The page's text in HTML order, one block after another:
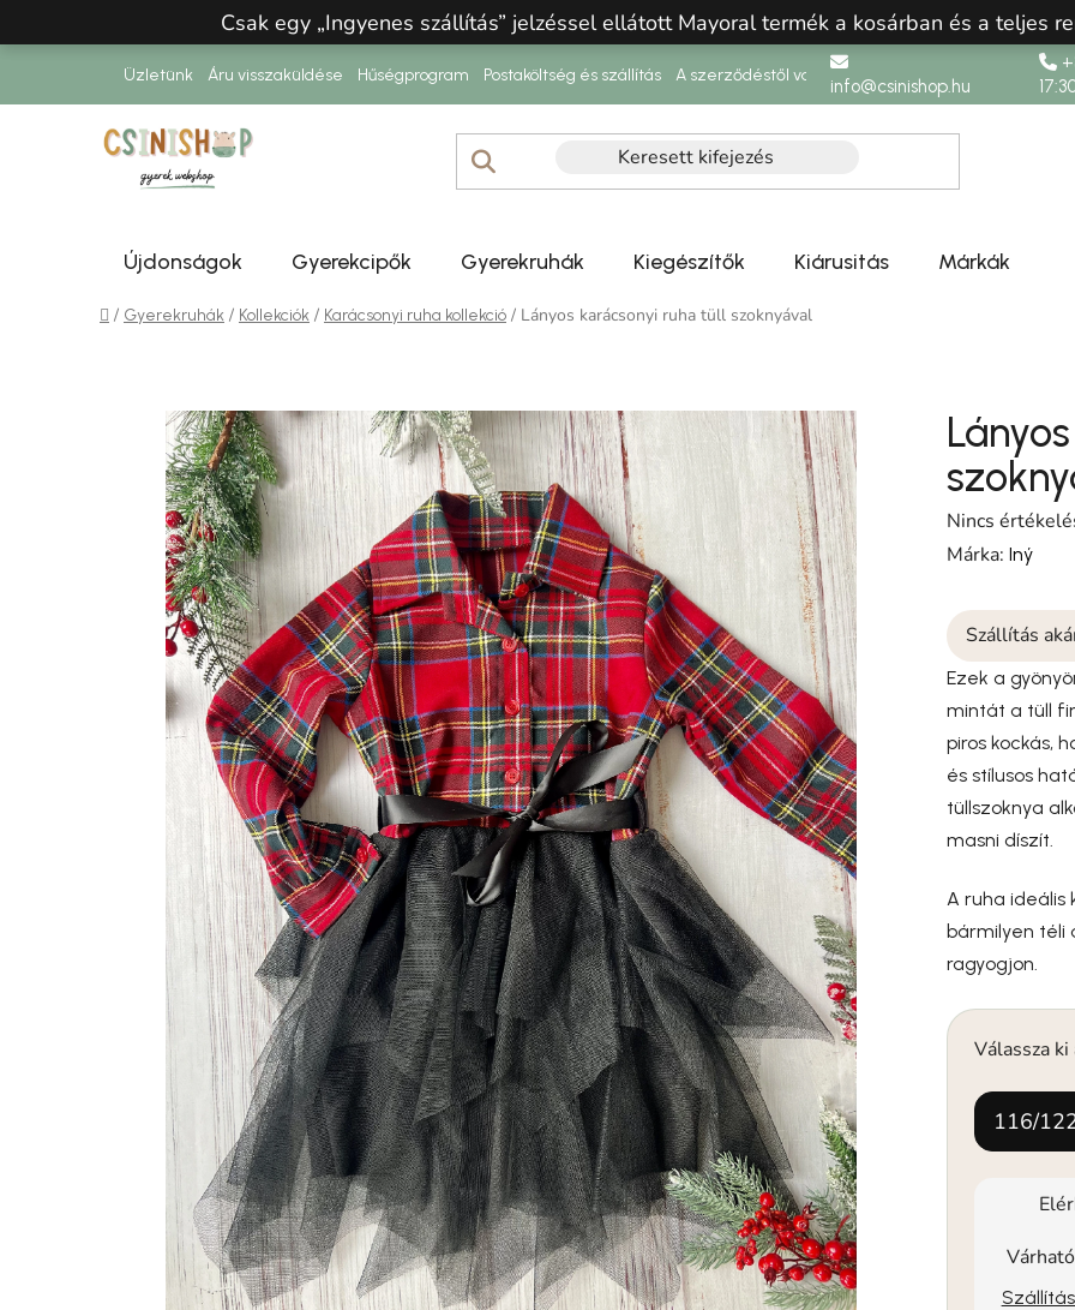
Csak egy „Ingyenes szállítás” jelzéssel ellátott Mayoral termék a kosárban és a teljes
Üzletünk Áru visszaküldése Hűségprogram Postaköltség és szállítás A szerződéstől való elállásinfo@csinishop.hu
Újdonságok Gyerekcipők Gyerekruhák Kiegészítők Kiárusitás Márkák
Kezdőlap
/ Gyerekruhák / Kollekciók / Karácsonyi ruha kollekció / Lányos karácsonyi ruha tüll szoknyával
A termék
Nincs
Márka:Iný
Szállítás
Ezek a
mintát a tüll
piros kockás,
és stílusos
tüllszoknya
masni díszít.
A ruha ideális
bármilyen téli
ragyogjon.
Válassza
116/